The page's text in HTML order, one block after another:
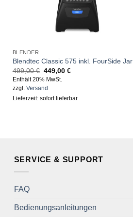
BLENDER
Blendtec Classic 575 inkl. FourSide Jar
499,00€ Original
price
was:
499,00 €.
449,00€Current
Enthält 20% MwSt.
zzgl. Versand
Lieferzeit: sofort lieferbar
SERVICE & SUPPORT
FAQ
Bedienungsanleitungen